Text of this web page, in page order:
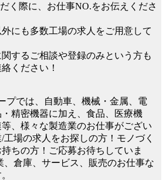
く際に、お仕事NO.をお伝えくださ
にも多数工場の求人をご用意して
するご相談や登録のみという方も
ください！
プでは、自動車、機械・金属、電
精密機器に加え、食品、医療機
、様々な製造業のお仕事がござい
工場の求人をお探しの方！モノづく
ちの方！ご応募お待ちしていま
、倉庫、サービス、販売のお仕事な